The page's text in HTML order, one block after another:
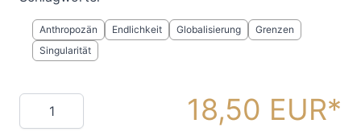
Anthropozän Endlichkeit Globalisierung
Grenzen
Singularität
Menge 18,50 EUR